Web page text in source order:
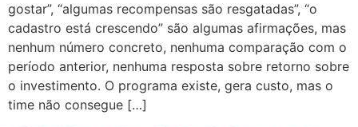
gostar”, “algumas recompensas são resgatadas”, “o
cadastro está crescendo” são algumas afirmações, mas
nenhum número concreto, nenhuma comparação com o
período anterior, nenhuma resposta sobre retorno sobre
o investimento. O programa existe, gera custo, mas o
time não consegue […]